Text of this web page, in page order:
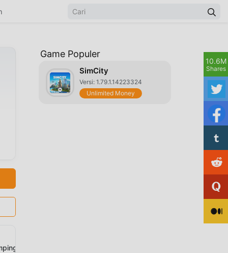
Game Populer
SimCity
Versi: 1.79.1.14223324
Unlimited Money
10.6M
Shares